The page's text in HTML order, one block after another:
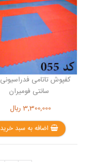
سانتی فومیران
3,300,000 ریال
اضافه به سبد خرید